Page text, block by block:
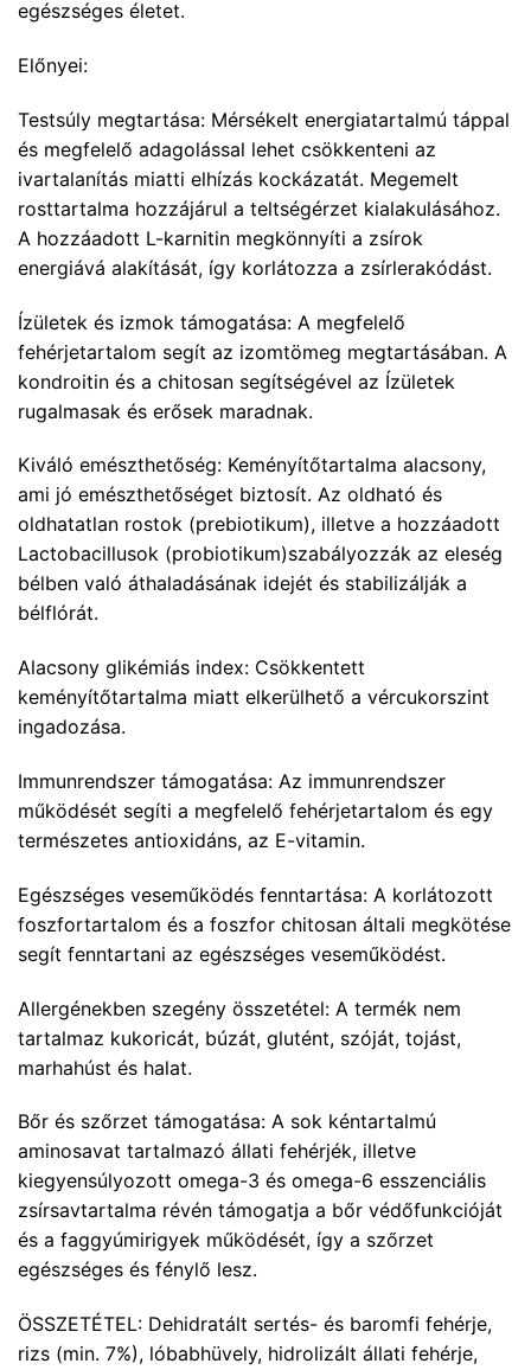
egészséges életet.
Előnyei:
Testsúly megtartása: Mérsékelt energiatartalmú táppal
és megfelelő adagolással lehet csökkenteni az
ivartalanítás miatti elhízás kockázatát. Megemelt
rosttartalma hozzájárul a teltségérzet kialakulásához.
A hozzáadott L-karnitin megkönnyíti a zsírok
energiává alakítását, így korlátozza a zsírlerakódást.
Ízületek és izmok támogatása: A megfelelő
fehérjetartalom segít az izomtömeg megtartásában. A
kondroitin és a chitosan segítségével az Ízületek
rugalmasak és erősek maradnak.
Kiváló emészthetőség: Keményítőtartalma alacsony,
ami jó emészthetőséget biztosít. Az oldható és
oldhatatlan rostok (prebiotikum), illetve a hozzáadott
Lactobacillusok (probiotikum)szabályozzák az eleség
bélben való áthaladásának idejét és stabilizálják a
bélflórát.
Alacsony glikémiás index: Csökkentett
keményítőtartalma miatt elkerülhető a vércukorszint
ingadozása.
Immunrendszer támogatása: Az immunrendszer
működését segíti a megfelelő fehérjetartalom és egy
természetes antioxidáns, az E-vitamin.
Egészséges veseműködés fenntartása: A korlátozott
foszfortartalom és a foszfor chitosan általi megkötése
segít fenntartani az egészséges veseműködést.
Allergénekben szegény összetétel: A termék nem
tartalmaz kukoricát, búzát, glutént, szóját, tojást,
marhahúst és halat.
Bőr és szőrzet támogatása: A sok kéntartalmú
aminosavat tartalmazó állati fehérjék, illetve
kiegyensúlyozott omega-3 és omega-6 esszenciális
zsírsavtartalma révén támogatja a bőr védőfunkcióját
és a faggyúmirigyek működését, így a szőrzet
egészséges és fénylő lesz.
ÖSSZETÉTEL: Dehidratált sertés- és baromfi fehérje,
rizs (min. 7%), lóbabhüvely, hidrolizált állati fehérje,